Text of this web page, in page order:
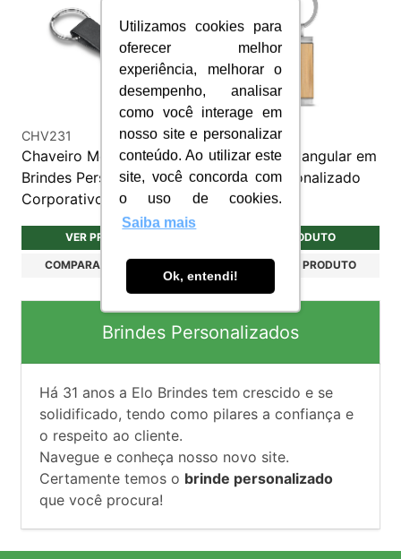
Utilizamos cookies para
oferecer melhor
experiência, melhorar o
desempenho, analisar
como você interage em
nosso site e personalizar
conteúdo. Ao utilizar este
site, você concorda com
o uso de cookies.
Saiba mais
Ok, entendi!
CHV231
Chaveiro Metálico para
Brindes Personalizados
Corporativos
VER PRODUTO
COMPARAR PRODUTO
CHV286
Chaveiro Retangular em
Bambu Personalizado
VER PRODUTO
COMPARAR PRODUTO
Brindes Personalizados
Há 31 anos a Elo Brindes tem crescido e se
solidificado, tendo como pilares a confiança e
o respeito ao cliente.
Navegue e conheça nosso novo site.
Certamente temos o brinde personalizado
que você procura!